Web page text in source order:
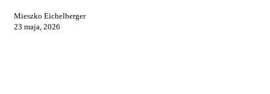
Mieszko Eichelberger
23 maja, 2026